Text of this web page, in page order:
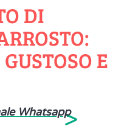
DI
E
Whatsapp>